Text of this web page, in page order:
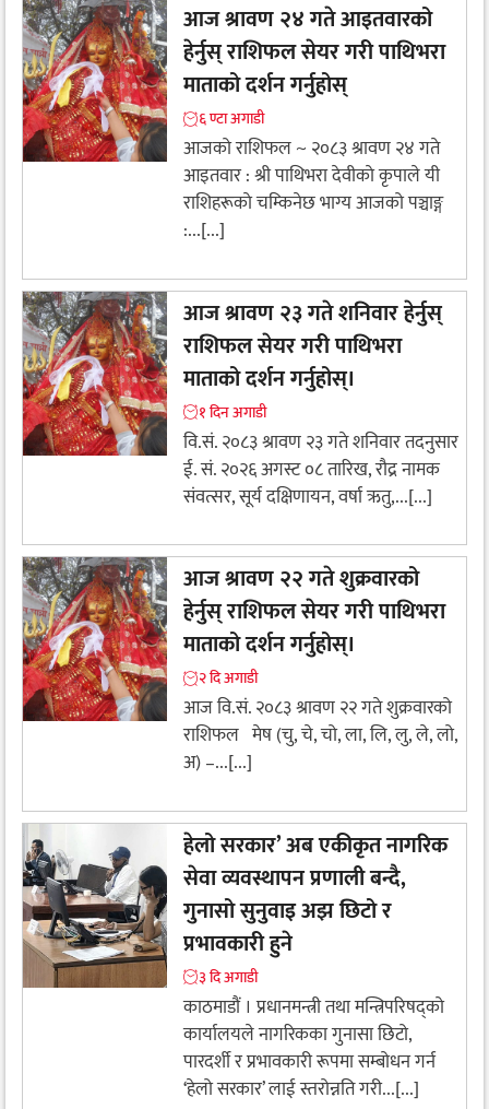
आज श्रावण २४ गते आइतवारको
हेर्नुस् राशिफल सेयर गरी पाथिभरा
माताको दर्शन गर्नुहोस्
६ ण्टा अगाडी
आजको राशिफल ~ २०८३ श्रावण २४ गते
आइतवार : श्री पाथिभरा देवीकाे कृपाले यी
राशिहरूकाे चम्किनेछ भाग्य आजको पञ्चाङ्ग
:...[...]
आज श्रावण २३ गते शनिवार हेर्नुस्
राशिफल सेयर गरी पाथिभरा
माताको दर्शन गर्नुहोस्।
१ दिन अगाडी
वि.सं. २०८३ श्रावण २३ गते शनिवार तदनुसार
ई. सं. २०२६ अगस्ट ०८ तारिख, रौद्र नामक
संवत्सर, सूर्य दक्षिणायन, वर्षा ऋतु,...[...]
आज श्रावण २२ गते शुक्रवारको
हेर्नुस् राशिफल सेयर गरी पाथिभरा
माताको दर्शन गर्नुहोस्।
२ दि अगाडी
आज वि.सं. २०८३ श्रावण २२ गते शुक्रवारको
राशिफल मेष (चु, चे, चो, ला, लि, लु, ले, लो,
अ) –...[...]
हेलो सरकार’ अब एकीकृत नागरिक
सेवा व्यवस्थापन प्रणाली बन्दै,
गुनासो सुनुवाइ अझ छिटो र
प्रभावकारी हुने
३ दि अगाडी
काठमाडौं । प्रधानमन्त्री तथा मन्त्रिपरिषद्को
कार्यालयले नागरिकका गुनासा छिटो,
पारदर्शी र प्रभावकारी रूपमा सम्बोधन गर्न
‘हेलो सरकार’ लाई स्तरोन्नति गरी...[...]